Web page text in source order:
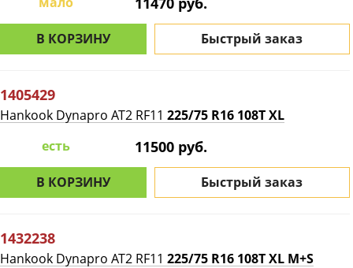
В КОРЗИНУ Быстрый заказ
1405429
Hankook Dynapro AT2 RF11 225/75 R16 108T XL
есть
11500 руб.
В КОРЗИНУ Быстрый заказ
1432238
Hankook Dynapro AT2 RF11 225/75 R16 108T XL M+S